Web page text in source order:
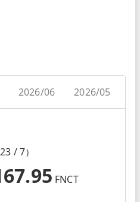
2026/06 2026/05
/ 7）
FNCT